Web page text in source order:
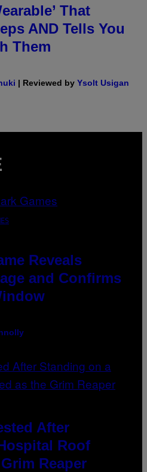
That
AND Tells You
Them
| Reviewed by Ysolt Usigan
Reveals
and Confirms
After
Roof
Reaper